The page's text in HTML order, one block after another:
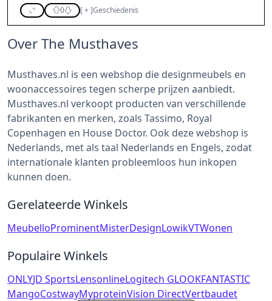
0 [+]Geschiedenis
Over The Musthaves
Musthaves.nl is een webshop die designmeubels en
woonaccessoires tegen scherpe prijzen aanbiedt.
Musthaves.nl verkoopt producten van verschillende
fabrikanten en merken, zoals Tassimo, Royal
Copenhagen en House Doctor. Ook deze webshop is
Nederlands, met als taal Nederlands en Engels, zodat
internationale klanten probleemloos hun inkopen
kunnen doen.
Gerelateerde Winkels
MeubelloProminentMisterDesignLowikVTWonen
Populaire Winkels
ONLYJD SportsLensonlineLogitech GLOOKFANTASTIC
MangoCostwayMyproteinVision DirectVertbaudet